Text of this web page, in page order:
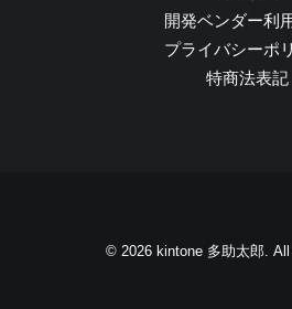
開発ベンダー利
プライバシーポ
特商法表記
© 2026 kintone 多助太郎.